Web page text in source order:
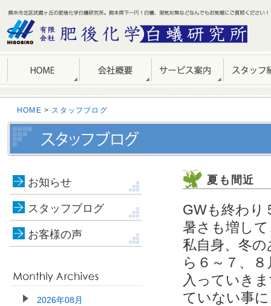
HOME > スタッフブログ
お知らせ
スタッフブログ
お客様の声
2026年08月
夏も間近
GWも終わり
暑さも増し
私自身、冬
ら６～７、
入っていき
ていない事